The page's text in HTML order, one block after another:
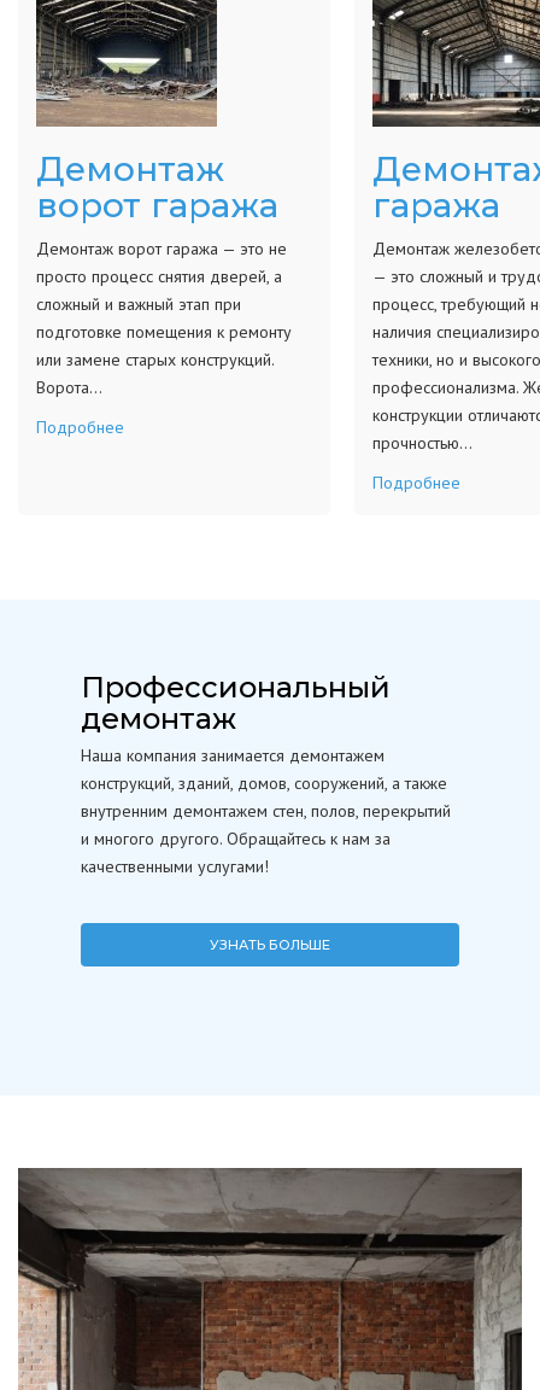
Демонтаж
ворот гаража
Демонтаж ворот гаража — это не
просто процесс снятия дверей, а
сложный и важный этап при
подготовке помещения к ремонту
или замене старых конструкций.
Ворота…
Подробнее
гаража
Демонтаж
— это сложный и
процесс, требующий
наличия
техники, но и
профессионализма.
конструкции
прочностью…
Подробнее
Профессиональный
демонтаж
Наша компания занимается демонтажем
конструкций, зданий, домов, сооружений, а также
внутренним демонтажем стен, полов, перекрытий
и многого другого. Обращайтесь к нам за
качественными услугами!
УЗНАТЬ БОЛЬШЕ